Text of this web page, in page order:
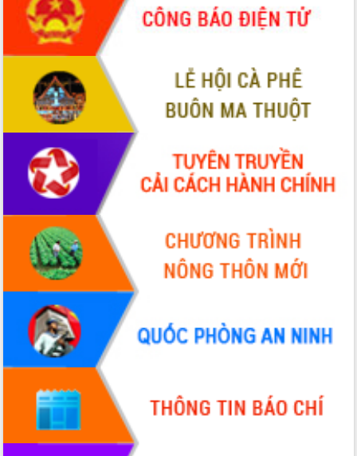
Nâng cao hiệu lực, hiệu quả HĐND
tỉnh thông qua hiện đại hóa hành chính
Xã Ea Phê gắn cải cách hành chính với
Phó Chủ tịch Thường trực UBND tỉnh
Hồ Thị Nguyên Thảo làm việc tại Trung
tâm Phục vụ hành chính công xã Ea
Phê
Xây dựng nền hành chính số đồng
hành cùng nông dân dân, doanh nghiệp
Giai đoạn 2026-2030, Đắk Lắk phấn
đấu có 77% xã đạt chuẩn nông thôn
mới
Chuyển đổi số 'mở đường' cho nông
nghiệp Đắk Lắk tăng trưởng bứt phá
Triển khai đồng bộ đo đạc, lập hồ sơ
địa chính, hoàn thiện cơ sở dữ liệu đất
Ứng dụng sinh trắc học - Bước tiến
trong hành trình chuyển đổi số tại Đắk
Đắk Lắk nâng cao hiệu quả công tác
Đảng từ Sổ tay đảng viên điện tử
Đắk Lắk đẩy mạnh nuôi biển công
nghệ, hướng tới phát triển thủy sản
bền vững